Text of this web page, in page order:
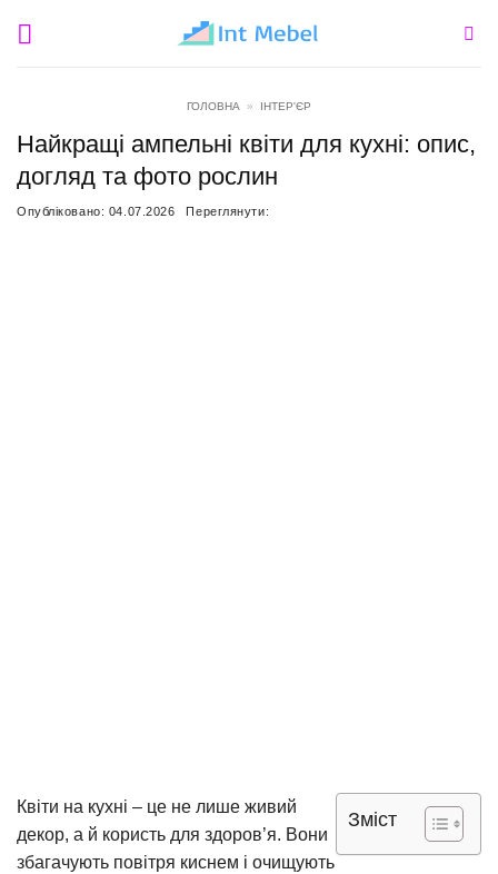
ГОЛОВНА » ІНТЕР'ЄР
Найкращі ампельні квіти для кухні: опис,
догляд та фото рослин
Опубліковано: 04.07.2026 Переглянути:
Зміст
Квіти на кухні – це не лише живий
декор, а й користь для здоров’я. Вони
збагачують повітря киснем і очищують